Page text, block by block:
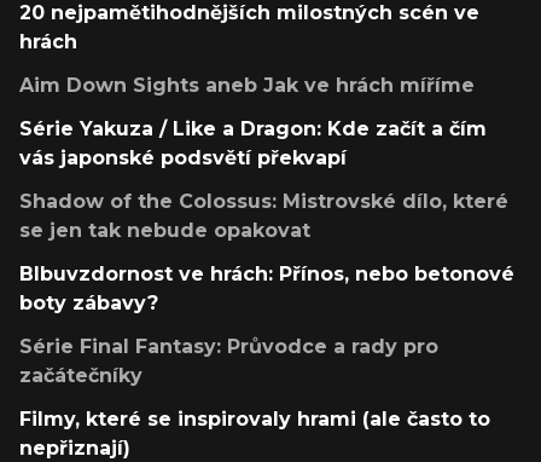
20 nejpamětihodnějších milostných scén ve
hrách
Aim Down Sights aneb Jak ve hrách míříme
Série Yakuza / Like a Dragon: Kde začít a čím
vás japonské podsvětí překvapí
Shadow of the Colossus: Mistrovské dílo, které
se jen tak nebude opakovat
Blbuvzdornost ve hrách: Přínos, nebo betonové
boty zábavy?
Série Final Fantasy: Průvodce a rady pro
začátečníky
Filmy, které se inspirovaly hrami (ale často to
nepřiznají)